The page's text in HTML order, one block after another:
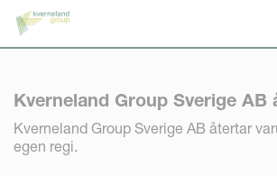
Kverneland Group Sverige AB
Kverneland Group Sverige AB återtar
egen regi.
Cookie- hanteringspanel